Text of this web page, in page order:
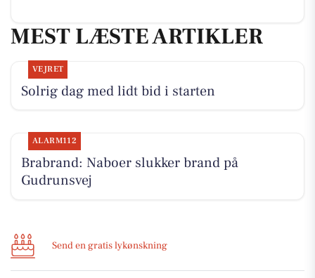
MEST LÆSTE ARTIKLER
VEJRET
Solrig dag med lidt bid i starten
ALARM112
Brabrand: Naboer slukker brand på
Gudrunsvej
Send en gratis lykønskning